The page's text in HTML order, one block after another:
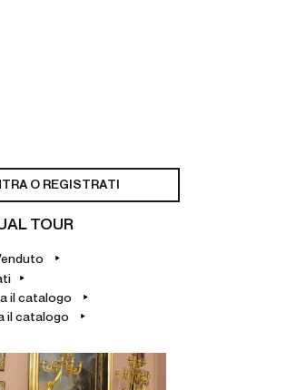
O REGISTRATI
TOUR
il catalogo
il catalogo